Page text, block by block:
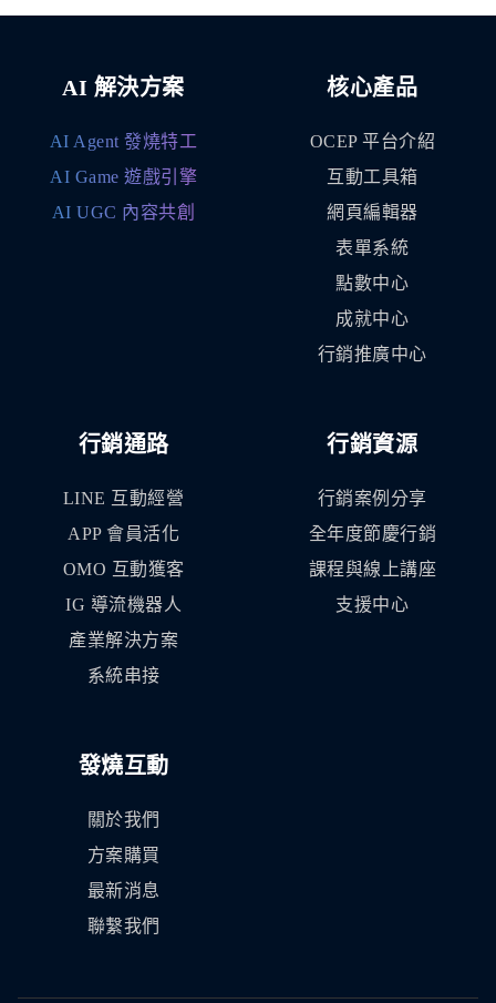
AI 解決方案
AI Agent 發燒特工
AI Game 遊戲引擎
AI UGC 內容共創
核心產品
OCEP 平台介紹
互動工具箱
網頁編輯器
表單系統
點數中心
成就中心
行銷推廣中心
行銷通路
LINE 互動經營
APP 會員活化
OMO 互動獲客
IG 導流機器人
產業解決方案
系統串接
行銷資源
行銷案例分享
全年度節慶行銷
課程與線上講座
支援中心
發燒互動
關於我們
方案購買
最新消息
聯繫我們